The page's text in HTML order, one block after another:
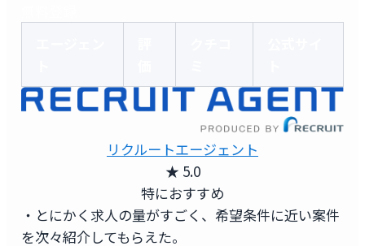
リクルートエージェント
★ 5.0
特におすすめ
・とにかく求人の量がすごく、希望条件に近い案件
を次々紹介してもらえた。